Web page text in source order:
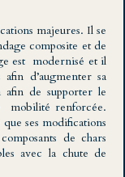
majeures. Il se
composite et de
est modernisé et il
d’augmenter sa
afin de supporter le
mobilité renforcée.
ses modifications
de chars
avec la chute de